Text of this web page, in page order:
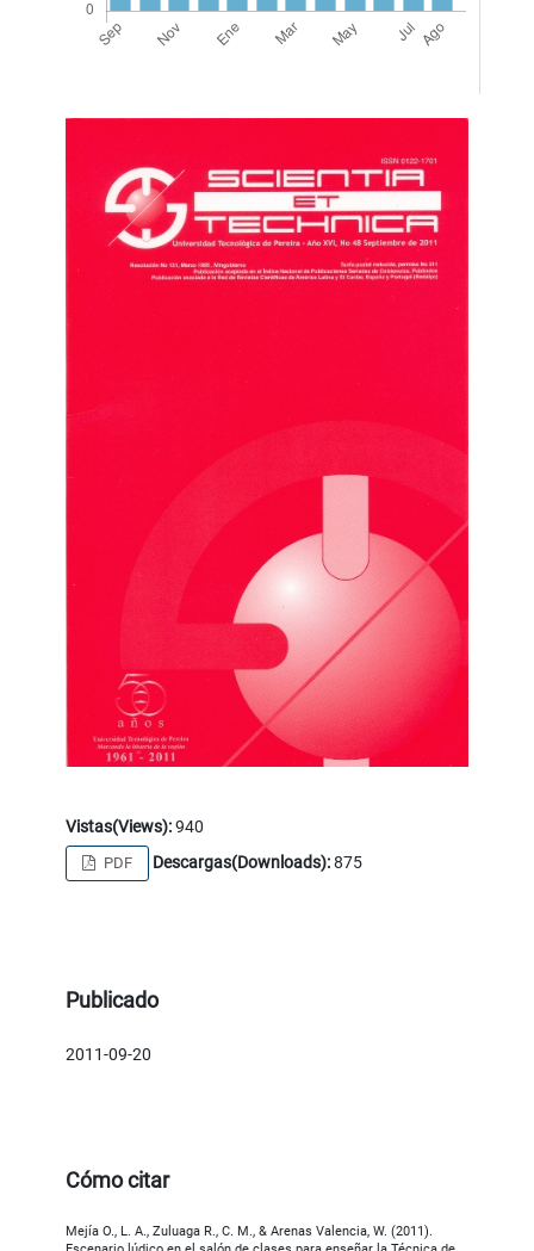
Vistas(Views):940
PDF Descargas(Downloads):875
Publicado
2011-09-20
Cómo citar
Mejía O., L. A., Zuluaga R., C. M., & Arenas Valencia, W. (2011).